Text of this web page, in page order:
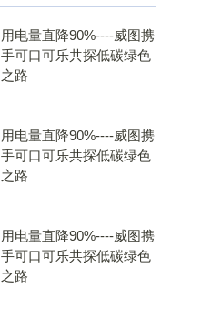
用电量直降90%----威图携
手可口可乐共探低碳绿色
之路
用电量直降90%----威图携
手可口可乐共探低碳绿色
之路
用电量直降90%----威图携
手可口可乐共探低碳绿色
之路